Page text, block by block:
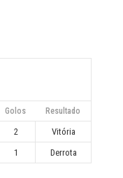
Golos Resultado
2
Vitória
1 Derrota